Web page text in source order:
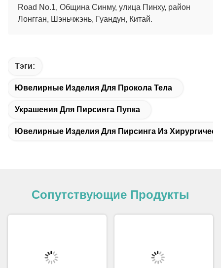
Road No.1, Община Синму, улица Пинху, район
Лонгган, Шэньчжэнь, Гуандун, Китай.
Тэги:
Ювелирные Изделия Для Прокола Тела
Украшения Для Пирсинга Пупка
Ювелирные Изделия Для Пирсинга Из
Сопутствующие Продукты